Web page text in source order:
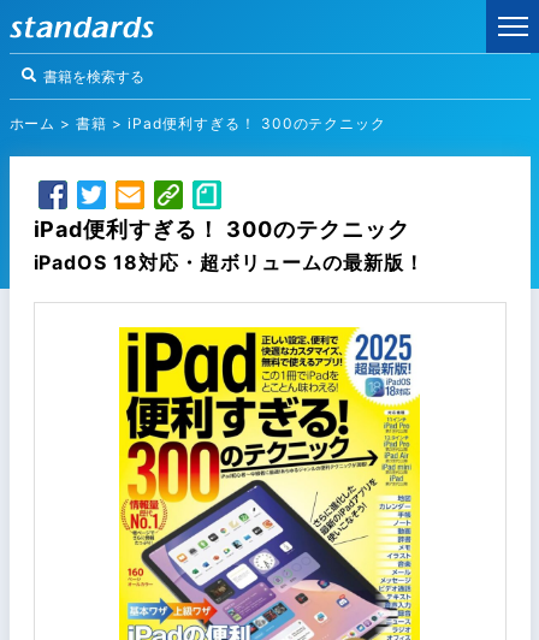
ホーム >書籍 >iPad便利すぎる！ 300のテクニック
iPad便利すぎる！ 300のテクニック
iPadOS 18対応・超ボリュームの最新版！